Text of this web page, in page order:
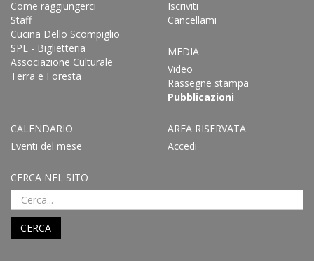
Come raggiungerci
Staff
Cucina Dello Scompiglio
SPE - Biglietteria
Associazione Culturale
Terra e Foresta
Iscriviti
Cancellami
MEDIA
Video
Rassegne stampa
Pubblicazioni
CALENDARIO
Eventi del mese
AREA RISERVATA
Accedi
CERCA NEL SITO
CERCA